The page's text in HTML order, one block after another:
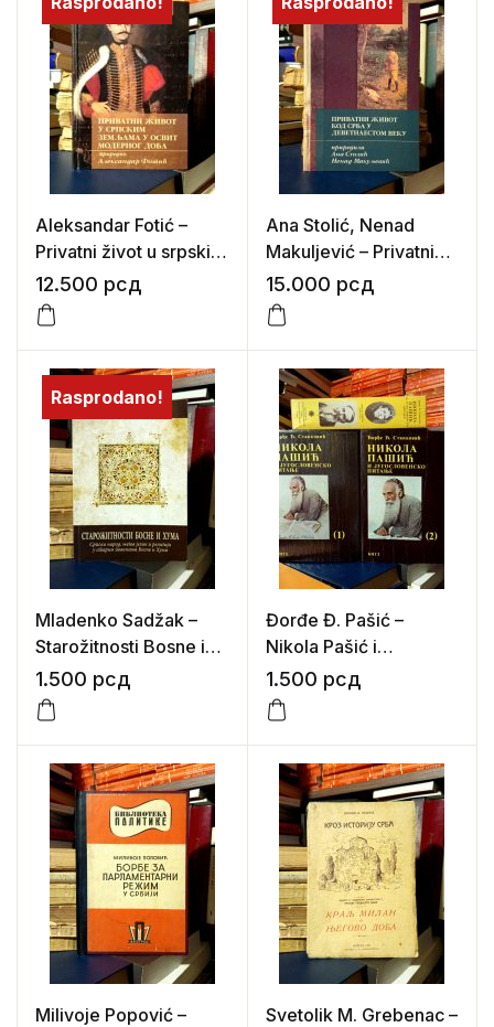
Aleksandar Fotić –
Privatni život u srpskim
zemljama u osvit
modernog doba
12.500 рсд
Ana Stolić, Nenad
Makuljević – Privatni
život kod Srba u
devetnaestom veku
15.000 рсд
Rasprodano!
Mladenko Sadžak –
Starožitnosti Bosne i
Huma (Srpski narod,
njegov jezik i religija u
starim poveljama
Bosne i Huma)
1.500 рсд
Đorđe Đ. Pašić –
Nikola Pašić i
jugoslovensko pitanje
I-II
1.500 рсд
Milivoje Popović –
Svetolik M. Grebenac –